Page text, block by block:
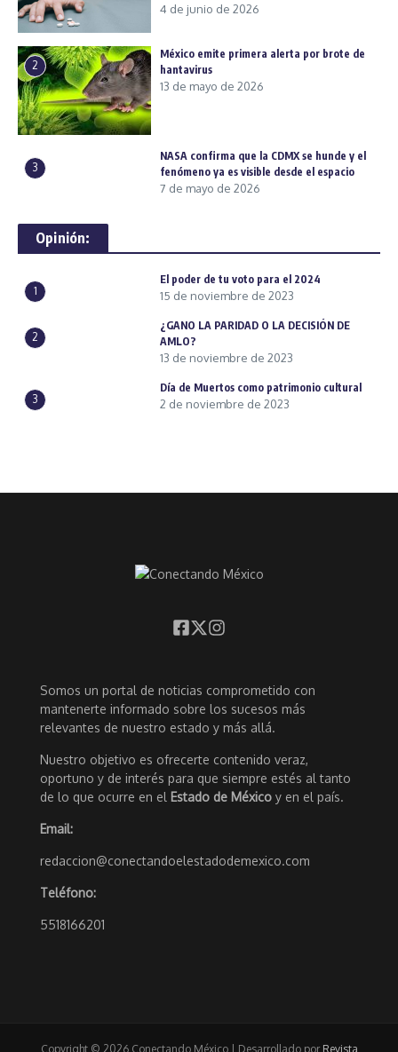
4 de junio de 2026
2
México emite primera alerta por brote de
hantavirus
13 de mayo de 2026
3
NASA confirma que la CDMX se hunde y el
fenómeno ya es visible desde el espacio
7 de mayo de 2026
Opinión:
1
El poder de tu voto para el 2024
15 de noviembre de 2023
2
¿GANO LA PARIDAD O LA DECISIÓN DE
AMLO?
13 de noviembre de 2023
3
Día de Muertos como patrimonio cultural
2 de noviembre de 2023
Somos un portal de noticias comprometido con
mantenerte informado sobre los sucesos más
relevantes de nuestro estado y más allá.
Nuestro objetivo es ofrecerte contenido veraz,
oportuno y de interés para que siempre estés al tanto
de lo que ocurre en el Estado de México y en el país.
Email:
redaccion@conectandoelestadodemexico.com
Teléfono:
5518166201
Copyright © 2026 Conectando México | Desarrollado por Revista